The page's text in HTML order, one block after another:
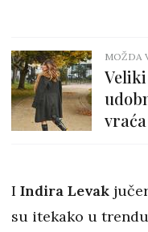
MOŽDA
I Indira Levak
su itekako u